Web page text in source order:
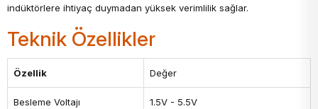
indüktörlere ihtiyaç duymadan yüksek verimlilik sağlar.
Teknik Özellikler
Özellik Değer
Besleme Voltajı 1.5V - 5.5V